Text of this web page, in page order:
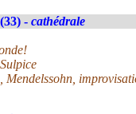
- cathédrale
Mendelssohn,